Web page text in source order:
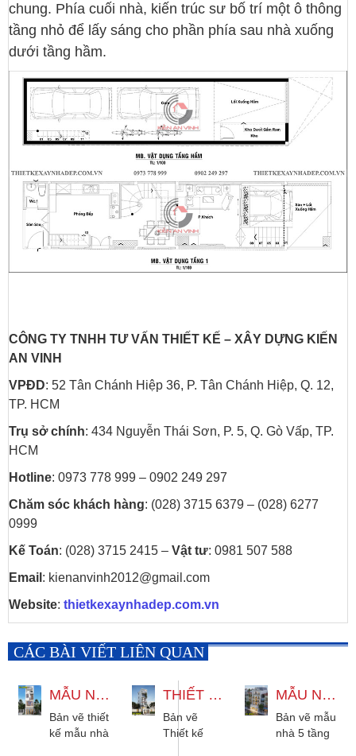
chung. Phía cuối nhà, kiến trúc sư bố trí một ô thông
tầng nhỏ để lấy sáng cho phần phía sau nhà xuống
dưới tầng hầm.
CÔNG TY TNHH TƯ VẤN THIẾT KẾ – XÂY DỰNG KIẾN
AN VINH
VPĐD: 52 Tân Chánh Hiệp 36, P. Tân Chánh Hiệp, Q. 12,
TP. HCM
Trụ sở chính: 434 Nguyễn Thái Sơn, P. 5, Q. Gò Vấp, TP.
HCM
Hotline: 0973 778 999 – 0902 249 297
Chăm sóc khách hàng: (028) 3715 6379 – (028) 6277
0999
Kế Toán: (028) 3715 2415 – Vật tư: 0981 507 588
Email : kienanvinh2012@gmail.com
Website: thietkexaynhadep.com.vn
CÁC BÀI VIẾT LIÊN QUAN
MẪU NHÀ 4 TẦNG CÓ THANG MÁY 4X13M HIỆN ĐẠI
Bản vẽ thiết
kế mẫu nhà
THIẾT KẾ NHÀ 4 TẦNG THANG MÁY 1 LỬNG 1 TUM HIỆN ĐẠI
Bản vẽ
Thiết kế
MẪU NHÀ 5 TẦNG KẾT HỢP KINH DOANH 10X20M TÂN CỔ ĐIỂN
Bản vẽ mẫu
nhà 5 tầng